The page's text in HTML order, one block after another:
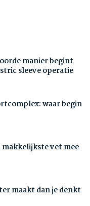
manier begint
sleeve operatie
waar begin
vet mee
maakt dan je denkt